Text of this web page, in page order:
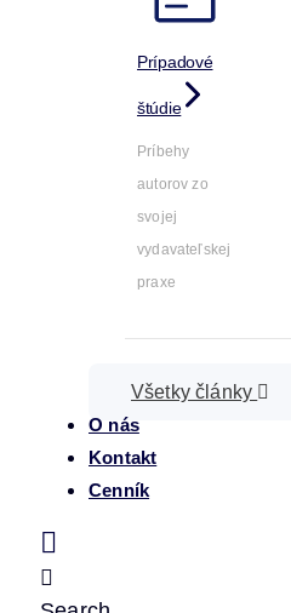
Prípadové
štúdie
Príbehy
autorov zo
svojej
vydavateľskej
praxe
Všetky články
O nás
Kontakt
Cenník